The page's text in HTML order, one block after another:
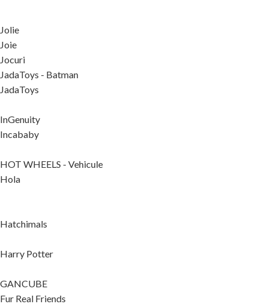
Jolie
Joie
Jocuri
JadaToys - Batman
JadaToys
InGenuity
Incababy
HOT WHEELS - Vehicule
Hola
Hatchimals
Harry Potter
GANCUBE
Fur Real Friends